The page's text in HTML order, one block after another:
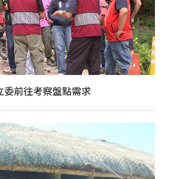
前往考察盤點需求